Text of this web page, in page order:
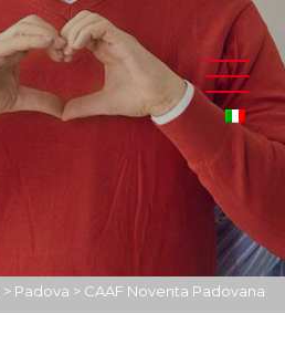
> Padova > CAAF Noventa Padovana